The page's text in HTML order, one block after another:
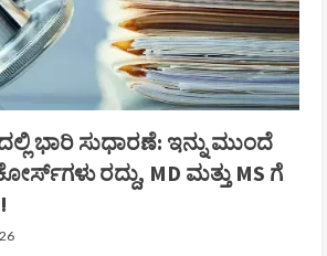
ಭಾರಿ ಸುಧಾರಣೆ: ಇನ್ನು ಮುಂದೆ
ರದ್ದು, MD ಮತ್ತು MS ಗೆ